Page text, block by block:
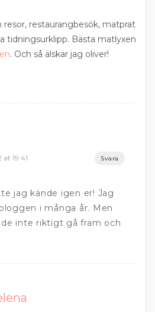
resor, restaurangbesök, matprat
tidningsurklipp. Bästa matlyxen
. Och så älskar jag oliver!
19:41 Svara
jag kände igen er! Jag
i många år. Men
inte riktigt gå fram och